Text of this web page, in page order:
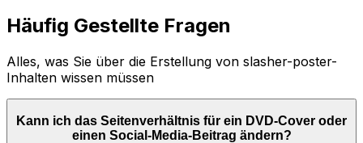
Häufig Gestellte Fragen
Alles, was Sie über die Erstellung von slasher-poster-
Inhalten wissen müssen
Kann ich das Seitenverhältnis für ein DVD-Cover oder
einen Social-Media-Beitrag ändern?